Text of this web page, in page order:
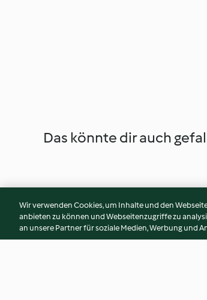
Das könnte dir auch
Wir verwenden Cookies, um Inhalte und den
anbieten zu können und Webseitenzugriffe zu
an unsere Partner für soziale Medien, Werbung und